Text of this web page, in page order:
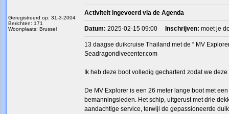
Geregistreerd op: 31-3-2004
Berichten: 171
Woonplaats: Brussel
Activiteit ingevoerd via de Agenda
Datum: 2025-02-15 09:00 Inschrijven: moet je
13 daagse duikcruise Thailand met de “ MV
Seadragondivecenter.com
Ik heb deze boot volledig gecharterd zodat we
De MV Explorer is een 26 meter lange boot met
bemanningsleden. Het schip, uitgerust met drie
aandachtige service, terwijl de gepassioneerde